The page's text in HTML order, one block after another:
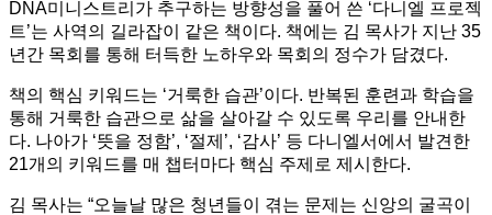
DNA미니스트리가 추구하는 방향성을 풀어 쓴 ‘다니엘 프로젝
트’는 사역의 길라잡이 같은 책이다. 책에는 김 목사가 지난 35
년간 목회를 통해 터득한 노하우와 목회의 정수가 담겼다.
책의 핵심 키워드는 ‘거룩한 습관’이다. 반복된 훈련과 학습을
통해 거룩한 습관으로 삶을 살아갈 수 있도록 우리를 안내한
다. 나아가 ‘뜻을 정함’, ‘절제’, ‘감사’ 등 다니엘서에서 발견한
21개의 키워드를 매 챕터마다 핵심 주제로 제시한다.
김 목사는 “오늘날 많은 청년들이 겪는 문제는 신앙의 굴곡이